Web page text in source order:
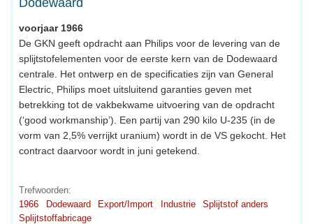
voorjaar 1966
De GKN geeft opdracht aan Philips voor de levering van de
splijtstofelementen voor de eerste kern van de Dodewaard
centrale. Het ontwerp en de specificaties zijn van General
Electric, Philips moet uitsluitend garanties geven met
betrekking tot de vakbekwame uitvoering van de opdracht
(‘good workmanship’). Een partij van 290 kilo U-235 (in de
vorm van 2,5% verrijkt uranium) wordt in de VS gekocht. Het
contract daarvoor wordt in juni getekend.
Trefwoorden:
1966
Dodewaard Export/Import Industrie
Splijtstof anders
Splijtstoffabricage